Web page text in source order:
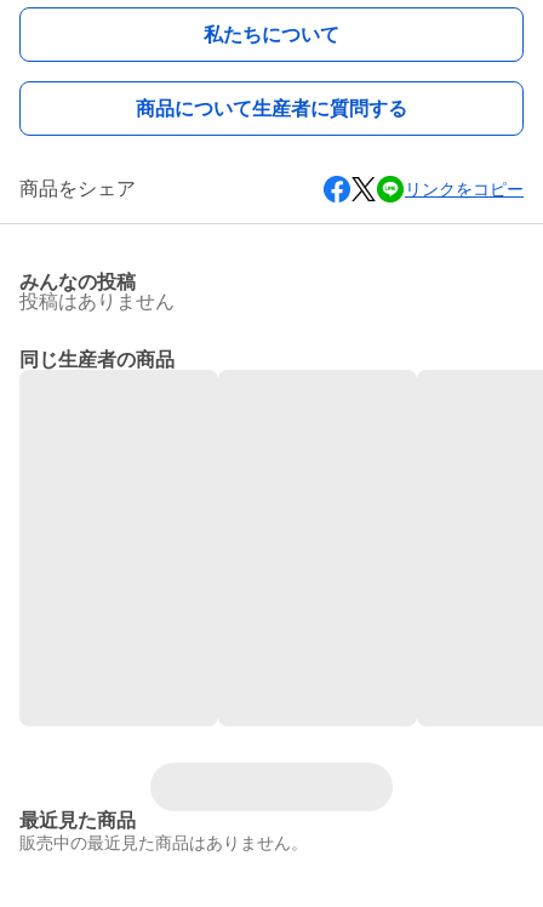
私たちについて
商品について生産者に質問する
商品をシェア リンクをコピー
みんなの投稿
投稿はありません
同じ生産者の商品
最近見た商品
販売中の最近見た商品はありません。